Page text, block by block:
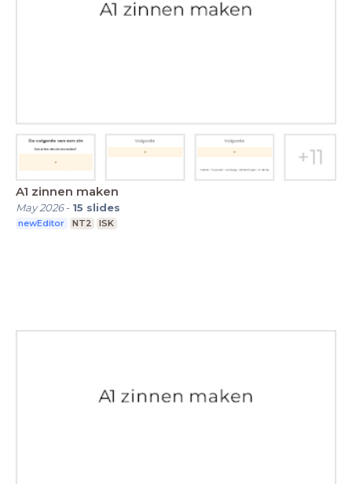
A1 zinnen maken
May 2026- 15 slides
newEditor NT2 ISK